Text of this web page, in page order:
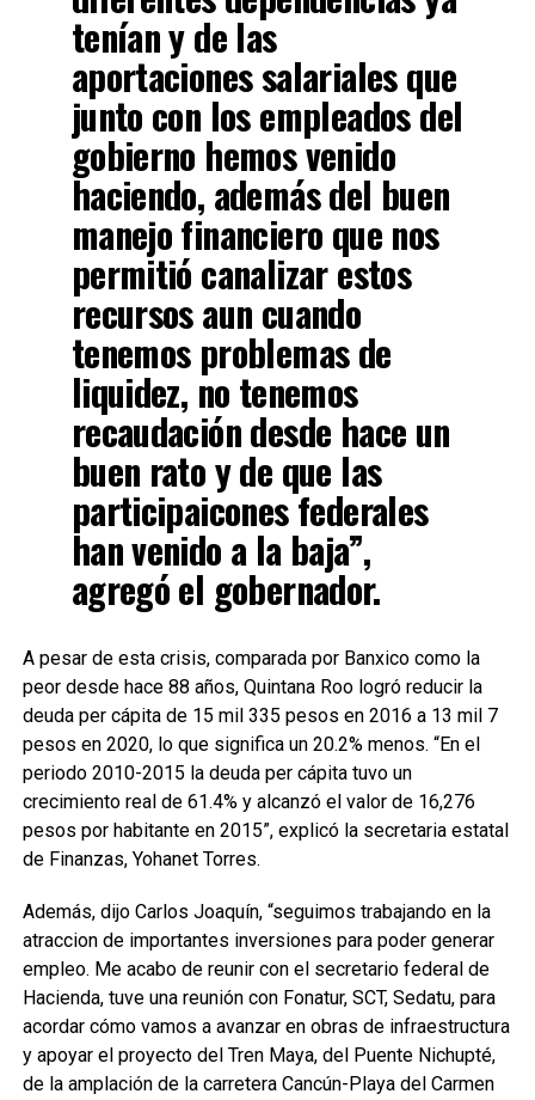
tenían y de las
aportaciones salariales que
junto con los empleados del
gobierno hemos venido
haciendo, además del buen
manejo financiero que nos
permitió canalizar estos
recursos aun cuando
tenemos problemas de
liquidez, no tenemos
recaudación desde hace un
buen rato y de que las
participaicones federales
han venido a la baja”,
agregó el gobernador.
A pesar de esta crisis, comparada por Banxico como la
peor desde hace 88 años, Quintana Roo logró reducir la
deuda per cápita de 15 mil 335 pesos en 2016 a 13 mil 7
pesos en 2020, lo que significa un 20.2% menos. “En el
periodo 2010-2015 la deuda per cápita tuvo un
crecimiento real de 61.4% y alcanzó el valor de 16,276
pesos por habitante en 2015”, explicó la secretaria estatal
de Finanzas, Yohanet Torres.
Además, dijo Carlos Joaquín, “seguimos trabajando en la
atraccion de importantes inversiones para poder generar
empleo. Me acabo de reunir con el secretario federal de
Hacienda, tuve una reunión con Fonatur, SCT, Sedatu, para
acordar cómo vamos a avanzar en obras de infraestructura
y apoyar el proyecto del Tren Maya, del Puente Nichupté,
de la amplación de la carretera Cancún-Playa del Carmen